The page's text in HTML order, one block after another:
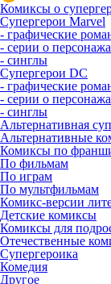
Комиксы о
Супергерои Marvel
- графические
- серии о
- синглы
Супергерои DC
- графические
- серии о
- синглы
Альтернативная
Альтернативные
Комиксы по
По фильмам
По играм
По мультфильмам
Комикс-версии
Детские комиксы
Комиксы для
Отечественные
Супергероика
Комедия
Другое